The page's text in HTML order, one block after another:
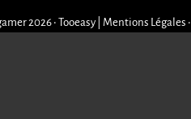
2026 • Tooeasy Mentions Légales •